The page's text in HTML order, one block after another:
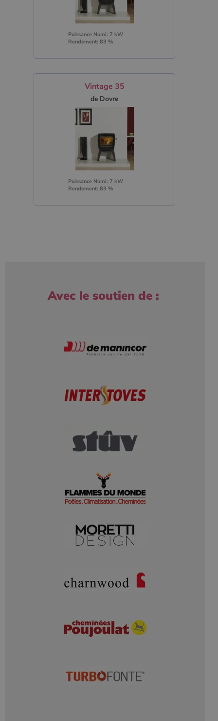
Puissance Nomi: 7 kW
Rendement: 83 %
Vintage 35
de Dovre
Puissance Nomi: 7 kW
Rendement: 83 %
Avec le soutien de :